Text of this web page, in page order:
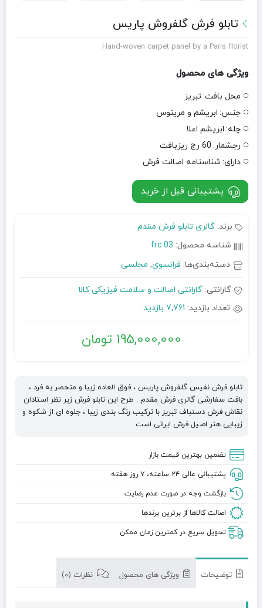
تابلو فرش گلفروش پاریس
Hand-woven carpet panel by a Paris florist
ویژگی های محصول
محل بافت:تبریز
جنس: ابریشم و مرینوس
چله: ابریشم اعلا
رجشمار: 60 رج ریزبافت
دارای: شناسنامه اصالت فرش
پشتیبانی قبل از خرید
برند: گالری تابلو فرش مقدم
شناسه محصول: frc 03
دسته‌بندی‌ها: فرانسوی, مجلسی
گارانتی: گارانتی اصالت و سلامت فیزیکی کالا
تعداد بازدید: 7,761 بازدید
195,000,000 تومان
تابلو فرش نفیس گلفروش پاریس ، فوق العاده زیبا و منحصر به فرد ،
بافت سفارشی گالری فرش مقدم . طرح این تابلو فرش زیر نظر استادان
نقاش فرش دستباف تبریز با ترکیب رنگ بندی زیبا ، جلوه ای از شکوه و
زیبایی هنر اصیل فرش ایرانی است
تضمین بهترین قیمت بازار
پشتیبانی عالی ۲۴ ساعته، ۷ روز هفته
بازگشت وجه در صورت عدم رضایت
اصالت کالاها از برترین برندها
تحویل سریع در کمترین زمان ممکن
توضیحات ویژگی های محصول نظرات (0)